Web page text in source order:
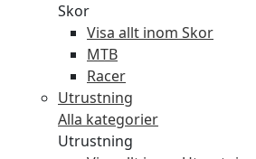
Skor
Visa allt inom Skor
MTB
Racer
Utrustning
Alla kategorier
Utrustning